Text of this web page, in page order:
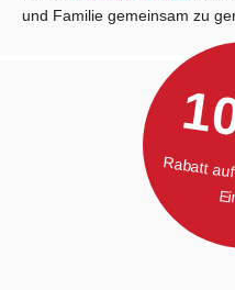
und Familie gemeinsam zu
Rabatt